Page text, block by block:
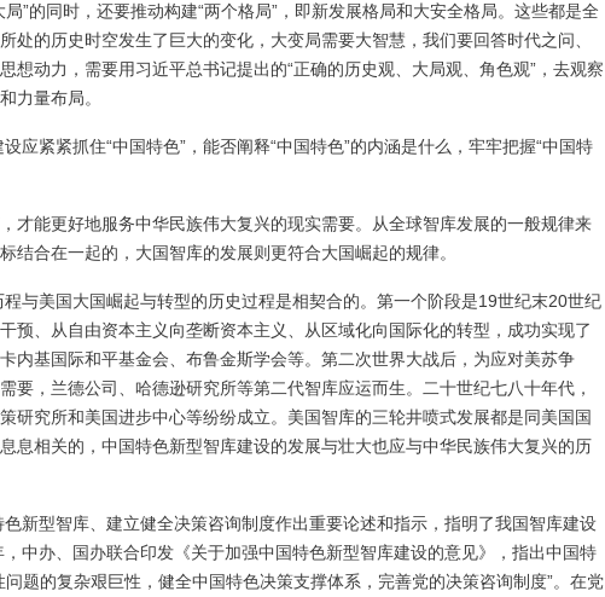
”的同时，还要推动构建“两个格局”，即新发展格局和大安全格局。这些都是全
处的历史时空发生了巨大的变化，大变局需要大智慧，我们要回答时代之问、
想动力，需要用习近平总书记提出的“正确的历史观、大局观、角色观”，去观察
力量布局。
应紧紧抓住“中国特色”，能否阐释“中国特色”的内涵是什么，牢牢把握“中国特
才能更好地服务中华民族伟大复兴的现实需要。从全球智库发展的一般规律来
合在一起的，大国智库的发展则更符合大国崛起的规律。
与美国大国崛起与转型的历史过程是相契合的。第一个阶段是19世纪末20世纪
预、从自由资本主义向垄断资本主义、从区域化向国际化的转型，成功实现了
内基国际和平基金会、布鲁金斯学会等。第二次世界大战后，为应对美苏争
要，兰德公司、哈德逊研究所等第二代智库应运而生。二十世纪七八十年代，
研究所和美国进步中心等纷纷成立。美国智库的三轮井喷式发展都是同美国国
息相关的，中国特色新型智库建设的发展与壮大也应与中华民族伟大复兴的历
新型智库、建立健全决策咨询制度作出重要论述和指示，指明了我国智库建设
中办、国办联合印发《关于加强中国特色新型智库建设的意见》，指出中国特
题的复杂艰巨性，健全中国特色决策支撑体系，完善党的决策咨询制度”。在党